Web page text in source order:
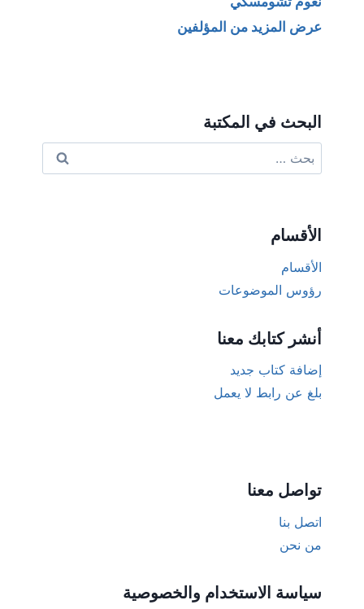
عرض المزيد من المؤلفين
البحث في المكتبة
عن:
الأقسام
الأقسام
رؤوس الموضوعات
أنشر كتابك معنا
إضافة كتاب جديد
بلغ عن رابط لا يعمل
تواصل معنا
اتصل بنا
من نحن
سياسة الاستخدام والخصوصية